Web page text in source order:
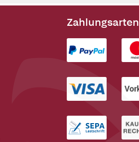
Zahlungsarten